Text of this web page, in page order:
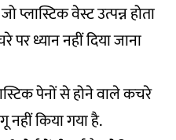
वेस्ट उत्पन्न होता
ध्यान नहीं दिया जाना
पेनों से होने वाले कचरे
नहीं किया गया है.